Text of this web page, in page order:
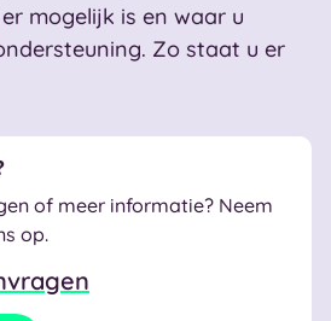
mogelijk is en waar u
Zo staat u er
of meer informatie? Neem
op.